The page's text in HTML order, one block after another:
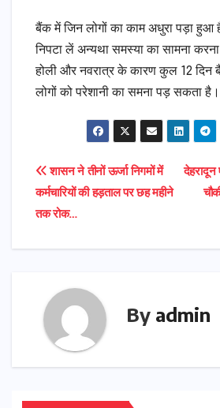
बैंक में जिन लोगों का काम अधुरा पड़ा हुआ है
निपटा लें अन्यथा समस्या का सामना
होली और नवरात्र के कारण कुल 12 दिन
लोगों को परेशानी का समना पड़ सकता है।
Post
navigation
देहरादून
शासन ने तीनों ऊर्जा निगमों में
कर्मचारियों की हड़ताल पर छह महीने
तक रोक…
By admin